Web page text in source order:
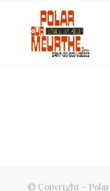
© Copyright -